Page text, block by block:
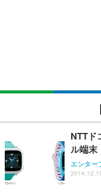
い 跳ね
キング
ン樹脂
(黒網+
SIHOO
ュチェ
￥
Sezlife
ワーク
能 人間
EIZO
￥
EIZO ビ
【純正
フック
回使い
Amazon
x2袋
￥3,234
ネオ・
り 単品
NTTド
ル端末
エンター